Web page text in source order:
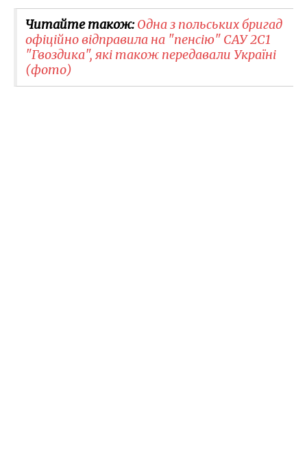
Читайте також:Одна з польських бригад
офіційно відправила на "пенсію" САУ 2С1
"Гвоздика", які також передавали Україні
(фото)